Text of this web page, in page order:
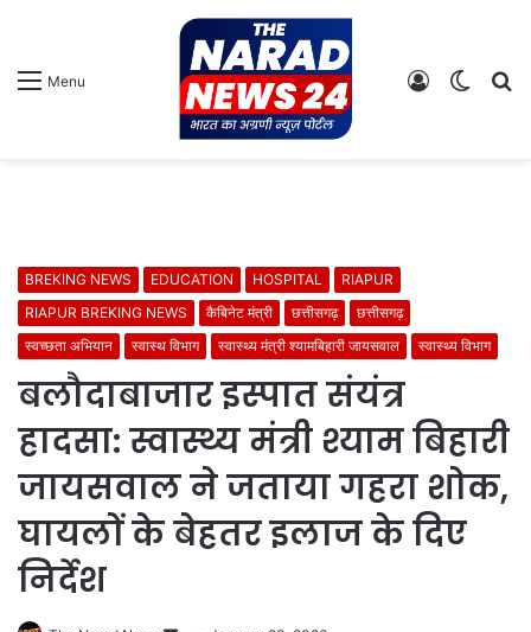
Menu
Switch
Log
BREKING NEWS EDUCATION HOSPITAL
RIAPUR
RIAPUR BREKING NEWS
कैबिनेट मंत्री छत्तीसगढ़
छत्तीसगढ़
स्वच्छता अभियान
स्वास्थ विभाग स्वास्थ्य मंत्री श्यामबिहारी जायसवाल स्वास्थ्य विभाग
बलौदाबाजार इस्पात संयंत्र
हादसा: स्वास्थ्य मंत्री श्याम बिहारी
जायसवाल ने जताया गहरा शोक,
घायलों के बेहतर इलाज के दिए
निर्देश